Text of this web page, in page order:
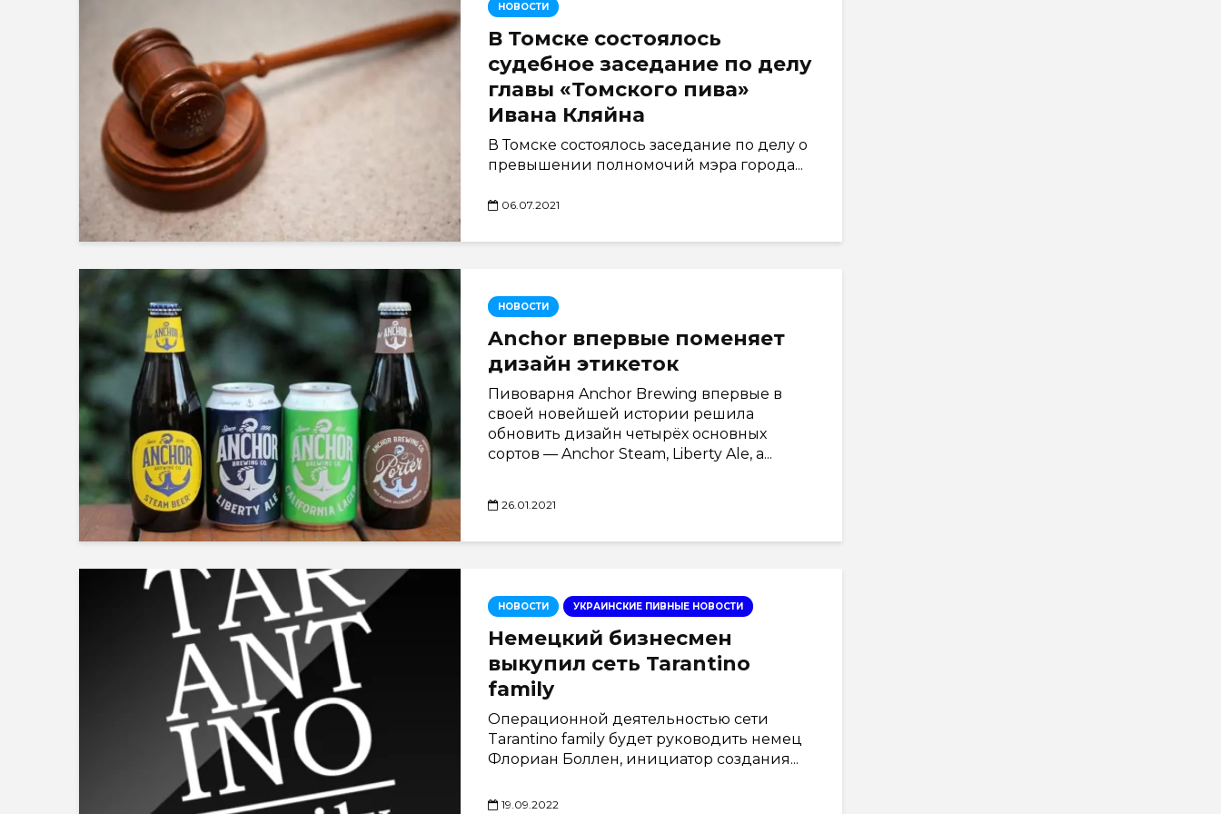
НОВОСТИ
В Томске состоялось
судебное заседание по делу
главы «Томского пива»
Ивана Кляйна
В Томске состоялось заседание по делу о
превышении полномочий мэра города...
06.07.2021
НОВОСТИ
Anchor впервые поменяет
дизайн этикеток
Пивоварня Anchor Brewing впервые в
своей новейшей истории решила
обновить дизайн четырёх основных
сортов — Anchor Steam, Liberty Ale, а...
26.01.2021
НОВОСТИ УКРАИНСКИЕ ПИВНЫЕ НОВОСТИ
Немецкий бизнесмен
выкупил сеть Tarantino
family
Операционной деятельностью сети
Tarantino family будет руководить немец
Флориан Боллен, инициатор создания...
19.09.2022